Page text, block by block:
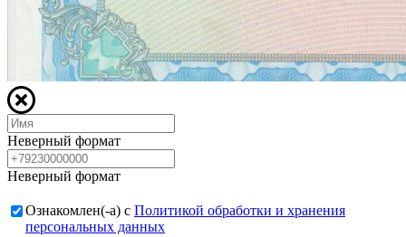
Неверный формат
Неверный формат
Ознакомлен(-а) с Политикой обработки и хранения
персональных данных